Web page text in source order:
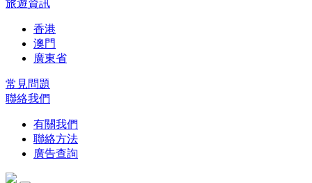
旅遊資訊
香港
澳門
廣東省
常見問題
聯絡我們
有關我們
聯絡方法
廣告查詢